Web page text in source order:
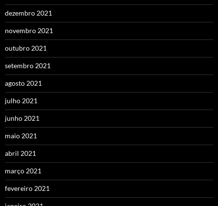
dezembro 2021
novembro 2021
outubro 2021
setembro 2021
agosto 2021
julho 2021
junho 2021
maio 2021
abril 2021
março 2021
fevereiro 2021